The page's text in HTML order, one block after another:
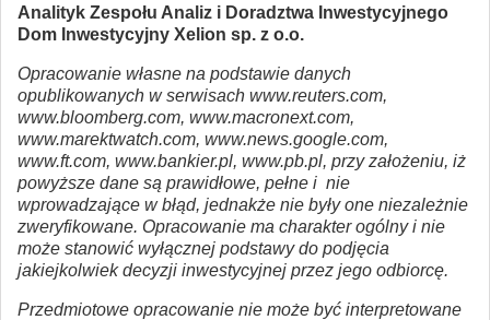
Analityk Zespołu Analiz i Doradztwa Inwestycyjnego
Dom Inwestycyjny Xelion sp. z o.o.
Opracowanie własne na podstawie danych
opublikowanych w serwisach www.reuters.com,
www.bloomberg.com, www.macronext.com,
www.marektwatch.com, www.news.google.com,
www.ft.com, www.bankier.pl, www.pb.pl, przy założeniu, iż
powyższe dane są prawidłowe, pełne i nie
wprowadzające w błąd, jednakże nie były one niezależnie
zweryfikowane. Opracowanie ma charakter ogólny i nie
może stanowić wyłącznej podstawy do podjęcia
jakiejkolwiek decyzji inwestycyjnej przez jego odbiorcę.
Przedmiotowe opracowanie nie może być interpretowane